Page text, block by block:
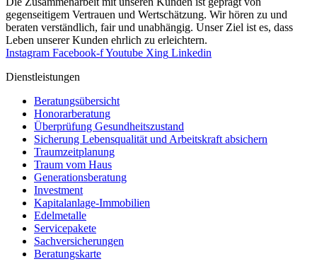
gegenseitigem Vertrauen und Wertschätzung. Wir hören zu und
beraten verständlich, fair und unab­hängig. Unser Ziel ist es, dass
Leben unserer Kunden ehrlich zu erleichtern.
Instagram Facebook-fYoutube Xing Linkedin
Dienst­leistungen
Beratungsübersicht
Honorar­beratung
Überprüfung Gesundheits­zustand
Sicherung Lebensqualität und Arbeitskraft absichern
Traumzeit­planung
Traum vom Haus
Generationsberatung
Investment
Kapitalanlage-Immobilien
Edelmetalle
Servicepakete
Sachversicherungen
Beratungskarte